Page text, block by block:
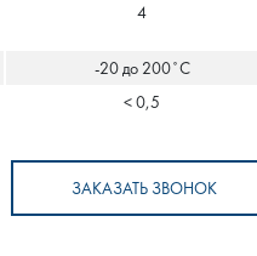
4
-20 до 200˚С
< 0,5
ЗАКАЗАТЬ ЗВОНОК